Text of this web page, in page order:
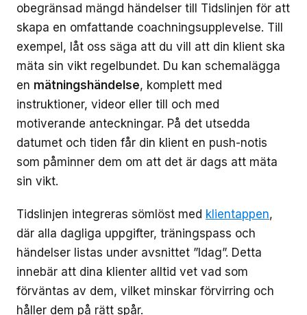
obegränsad mängd händelser till Tidslinjen för att
skapa en omfattande coachningsupplevelse. Till
exempel, låt oss säga att du vill att din klient ska
mäta sin vikt regelbundet. Du kan schemalägga
en mätningshändelse, komplett med
instruktioner, videor eller till och med
motiverande anteckningar. På det utsedda
datumet och tiden får din klient en push-notis
som påminner dem om att det är dags att mäta
sin vikt.
Tidslinjen integreras sömlöst med klientappen,
där alla dagliga uppgifter, träningspass och
händelser listas under avsnittet ”Idag”. Detta
innebär att dina klienter alltid vet vad som
förväntas av dem, vilket minskar förvirring och
håller dem på rätt spår.